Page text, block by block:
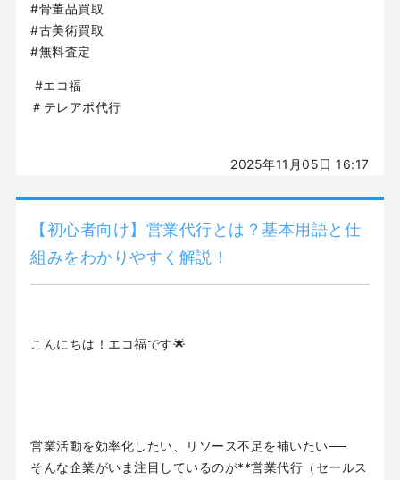
#骨董品買取
#古美術買取
#無料査定
#エコ福
＃テレアポ代行
2025年11月05日 16:17
【初心者向け】営業代行とは？基本用語と仕
組みをわかりやすく解説！
こんにちは！エコ福です🌟
営業活動を効率化したい、リソース不足を補いたい──
そんな企業がいま注目しているのが**営業代行（セールス